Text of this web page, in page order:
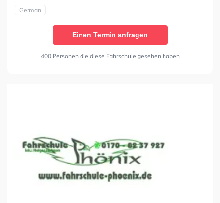
German
Einen Termin anfragen
400 Personen die diese Fahrschule gesehen haben